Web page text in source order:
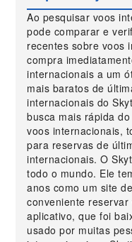
Ao pesquisar voos
pode comparar e
recentes sobre voos
compra
internacionais a um
mais baratos de
internacionais do
busca mais rápida
voos internacionais,
para reservas de
internacionais. O
todo o mundo. Ele
anos como um site
conveniente
aplicativo, que foi
usado por muitas